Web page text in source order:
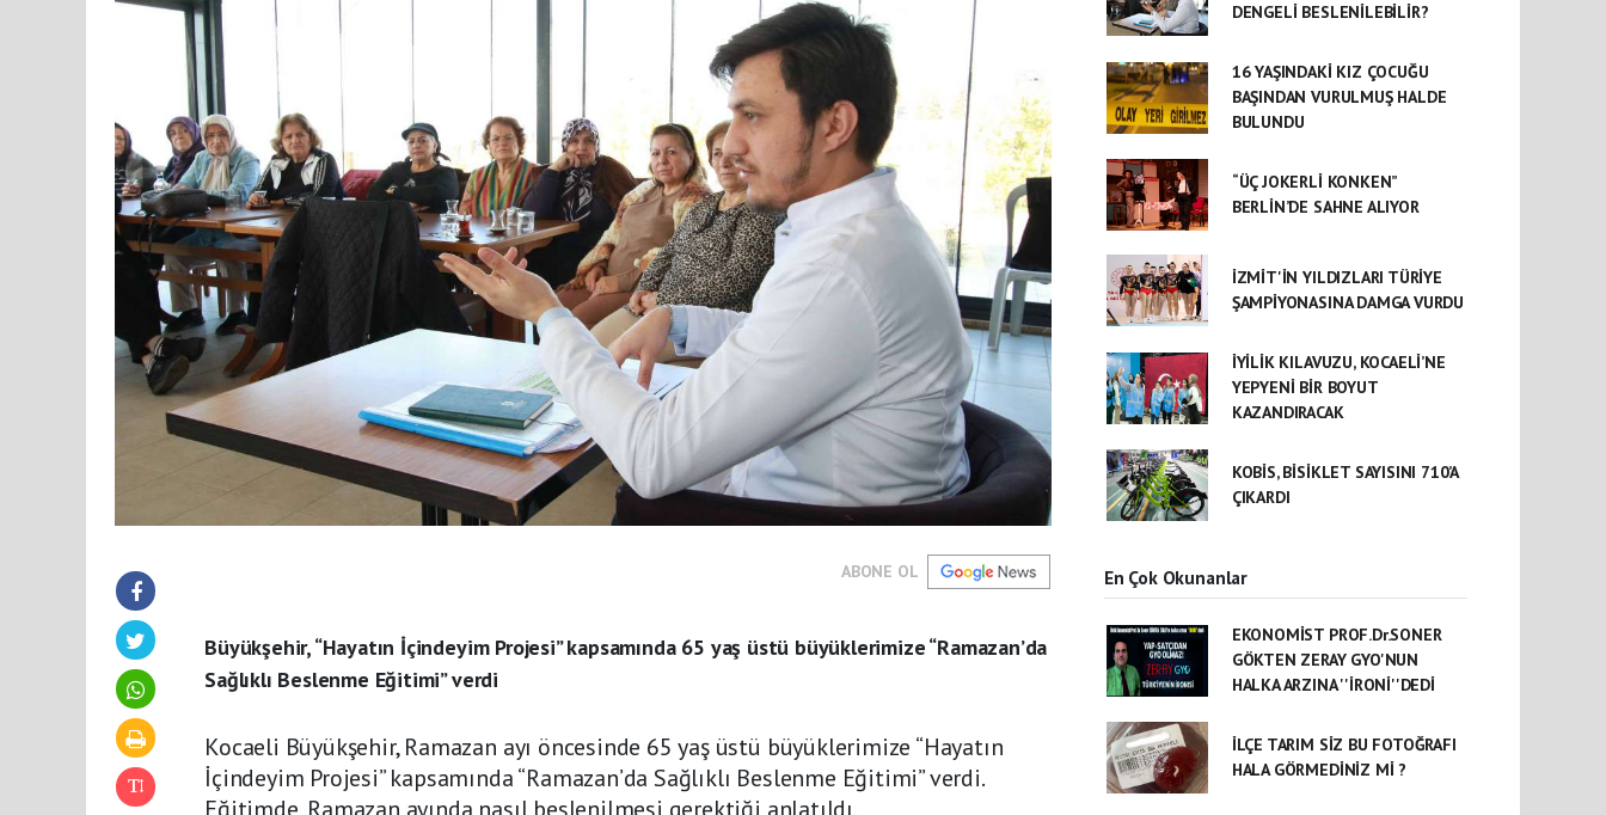
ABONE OL
Büyükşehir, “Hayatın İçindeyim Projesi” kapsamında 65 yaş üstü büyüklerimize “Ramazan’da
Sağlıklı Beslenme Eğitimi” verdi
Kocaeli Büyükşehir, Ramazan ayı öncesinde 65 yaş üstü büyüklerimize “Hayatın
İçindeyim Projesi” kapsamında “Ramazan’da Sağlıklı Beslenme Eğitimi” verdi.
Eğitimde, Ramazan ayında nasıl beslenilmesi gerektiği anlatıldı.
DENGELİ BESLENİLEBİLİR?
16 YAŞINDAKİ KIZ ÇOCUĞU
BAŞINDAN VURULMUŞ HALDE
BULUNDU
“ÜÇ JOKERLİ KONKEN”
BERLİN’DE SAHNE ALIYOR
İZMİT'İN YILDIZLARI TÜRİYE
ŞAMPİYONASINA DAMGA VURDU
İYİLİK KILAVUZU, KOCAELİ’NE
YEPYENİ BİR BOYUT
KAZANDIRACAK
KOBİS, BİSİKLET SAYISINI 710’A
ÇIKARDI
En Çok Okunanlar
EKONOMİST PROF.Dr.SONER
GÖKTEN ZERAY GYO'NUN
HALKA ARZINA ''İRONİ''DEDİ
İLÇE TARIM SİZ BU FOTOĞRAFI
HALA GÖRMEDİNİZ Mİ ?